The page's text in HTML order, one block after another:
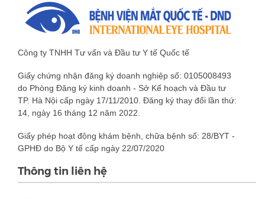
Công ty TNHH Tư vấn và Đầu tư Y tế Quốc tế
Giấy chứng nhận đăng ký doanh nghiệp số: 0105008493
do Phòng Đăng ký kinh doanh - Sở Kế hoạch và Đầu tư
TP. Hà Nội cấp ngày 17/11/2010. Đăng ký thay đổi lần thứ:
14, ngày 16 tháng 12 năm 2022.
Giấy phép hoạt động khám bệnh, chữa bệnh số: 28/BYT -
GPHĐ do Bộ Y tế cấp ngày 22/07/2020
Thông tin liên hệ